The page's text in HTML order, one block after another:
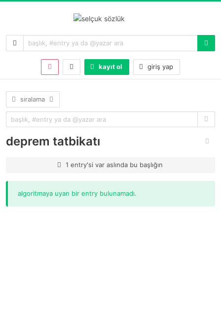
kayıt ol giriş yap
sıralama
deprem tatbikatı
1 entry'si var aslında bu başlığın
algoritmaya uyan bir entry bulunamadı.